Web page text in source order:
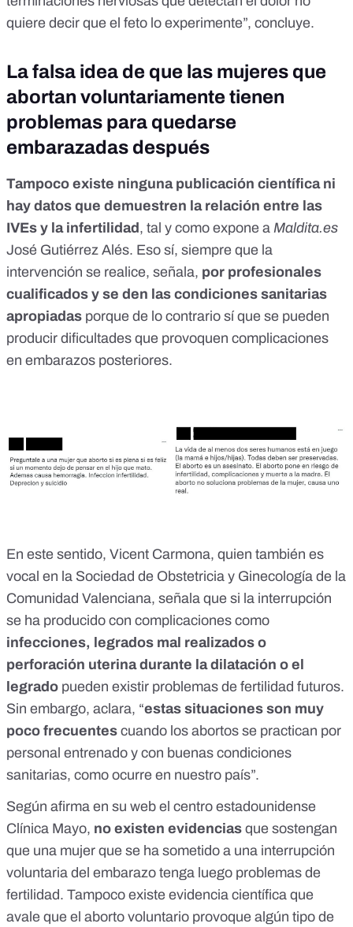
quiere decir que el feto lo experimente”, concluye.
La falsa idea de que las mujeres que
abortan voluntariamente tienen
problemas para quedarse
embarazadas después
Tampoco existe ninguna publicación científica ni
hay datos que demuestren la relación entre las
IVEs y la infertilidad, tal y como expone a Maldita.es
José Gutiérrez Alés. Eso sí, siempre que la
intervención se realice, señala, por profesionales
cualificados y se den las condiciones sanitarias
apropiadas porque de lo contrario sí que se pueden
producir dificultades que provoquen complicaciones
en embarazos posteriores.
En este sentido, Vicent Carmona, quien también es
vocal en la Sociedad de Obstetricia y Ginecología de la
Comunidad Valenciana, señala que si la interrupción
se ha producido con complicaciones como
infecciones, legrados mal realizados o
perforación uterina durante la dilatación o el
legrado pueden existir problemas de fertilidad futuros.
Sin embargo, aclara, “estas situaciones son muy
poco frecuentes cuando los abortos se practican por
personal entrenado y con buenas condiciones
sanitarias, como ocurre en nuestro país”.
Según afirma en su web el centro estadounidense
Clínica Mayo, no existen evidencias que sostengan
que una mujer que se ha sometido a una interrupción
voluntaria del embarazo tenga luego problemas de
fertilidad. Tampoco existe evidencia científica que
avale que el aborto voluntario provoque algún tipo de